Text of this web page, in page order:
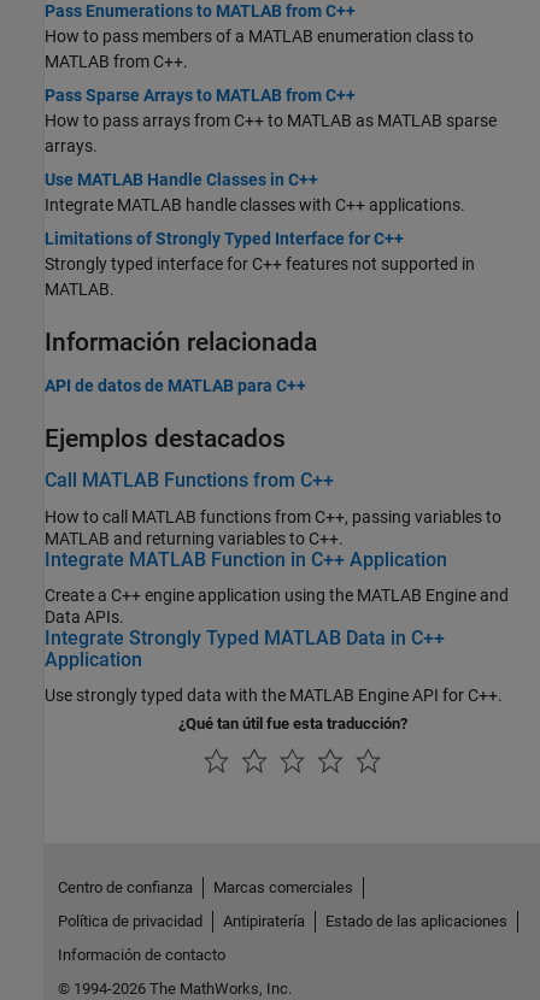
Pass Enumerations to MATLAB from C++
How to pass members of a MATLAB enumeration class to
MATLAB from C++.
Pass Sparse Arrays to MATLAB from C++
How to pass arrays from C++ to MATLAB as MATLAB sparse
arrays.
Use MATLAB Handle Classes in C++
Integrate MATLAB handle classes with C++ applications.
Limitations of Strongly Typed Interface for C++
Strongly typed interface for C++ features not supported in
MATLAB.
Información relacionada
API de datos de MATLAB para C++
Ejemplos destacados
Call MATLAB Functions from C++
How to call MATLAB functions from C++, passing variables to
MATLAB and returning variables to C++.
Integrate MATLAB Function in C++ Application
Create a C++ engine application using the MATLAB Engine and
Data APIs.
Integrate Strongly Typed MATLAB Data in C++
Application
Use strongly typed data with the MATLAB Engine API for C++.
¿Qué tan útil fue esta traducción?
Centro de confianza
Marcas comerciales
Política de privacidad
Antipiratería
Estado de las aplicaciones
Información de contacto
© 1994-2026 The MathWorks, Inc.